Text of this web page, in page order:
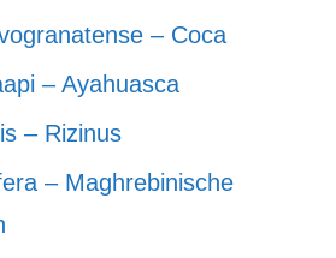
– Coca
– Ayahuasca
– Rizinus
– Maghrebinische